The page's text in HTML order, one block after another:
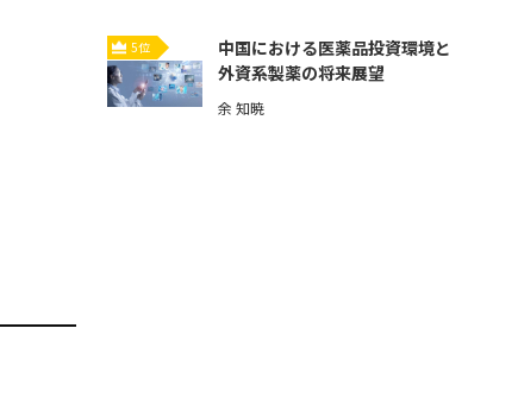
5位
中国における医薬品投資環境と
外資系製薬の将来展望
余 知暁